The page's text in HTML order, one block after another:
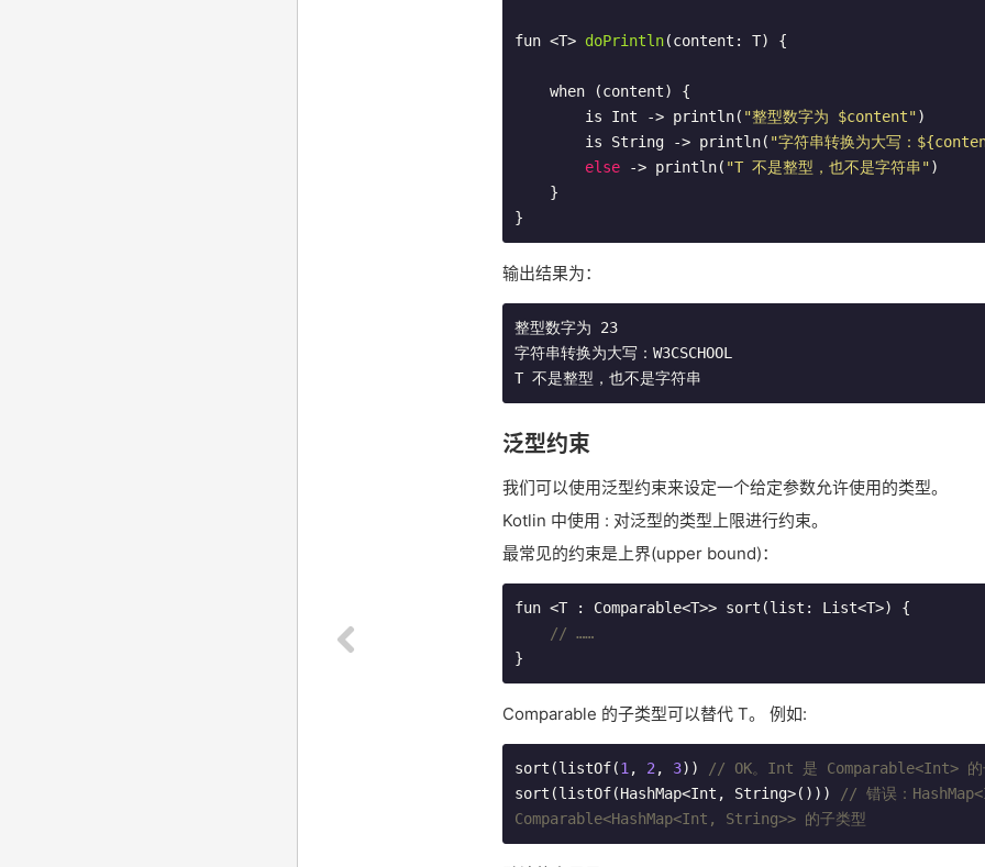
fun <T> doPrintln(content: T) {
        is Int -> println(
"整型数字为 $content")
        is String -> println(
"字符串转换为大写：
else -> println( "T 不是整型，也不是字符串")
}
输出结果为：
整型数字为 23
字符串转换为大写：W3CSCHOOL
T 不是整型，也不是字符串
泛型约束
我们可以使用泛型约束来设定一个给定参数允许使用的类型。
Kotlin 中使用 : 对泛型的类型上限进行约束。
最常见的约束是上界(upper bound)：
fun <T : Comparable<T>> sort(list: List<T>) {
// ……
}
Comparable 的子类型可以替代 T。 例如:
sort(listOf(1 , 2 , 3))
// OK。Int 是 Comparable<Int> 的
sort(listOf(HashMap<Int, String>()))
// 错误：
Comparable<HashMap<Int, String>> 的子类型